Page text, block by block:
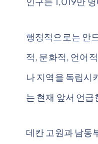
행정적으로는 안
적, 문화적, 언어
나 지역을 독립시
는 현재 앞서 언
데칸 고원과 남동